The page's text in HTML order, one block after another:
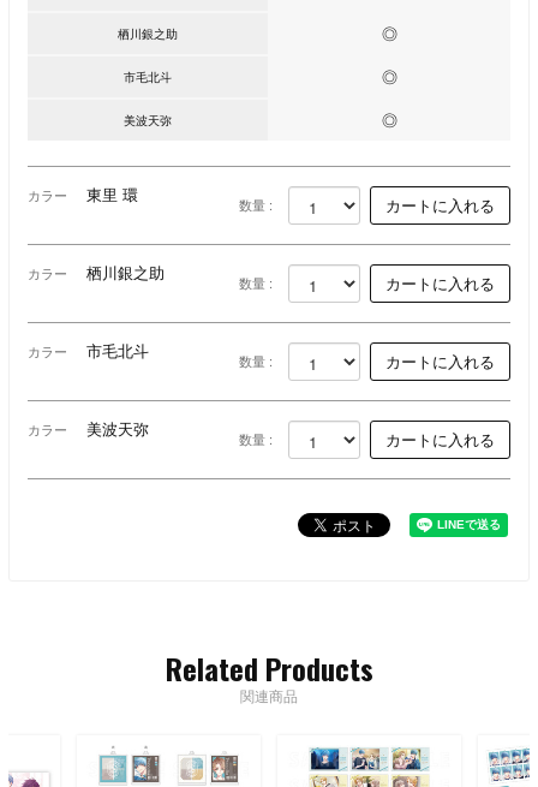
栖川銀之助 ◎
市⽑北斗 ◎
美波天弥 ◎
カラー 東⾥ 環 数量 :
カラー 栖川銀之助 数量 :
カラー 市⽑北斗 数量 :
カラー 美波天弥 数量 :
Related Products
関連商品